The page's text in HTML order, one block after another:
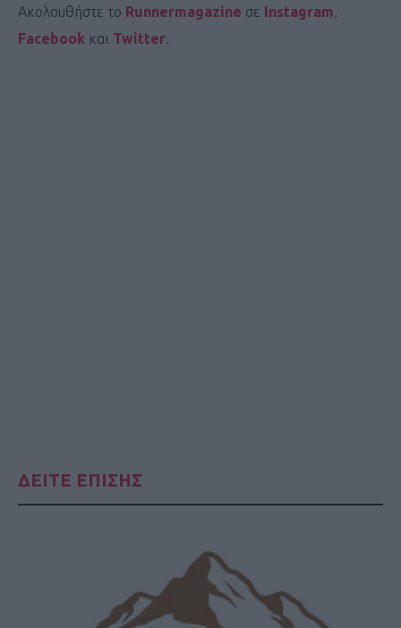
Ακολουθήστε το Runnermagazine σε Instagram,
Facebook και Twitter.
ΔΕΙΤΕ ΕΠΙΣΗΣ